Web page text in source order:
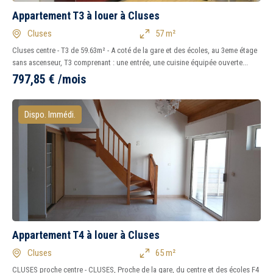
Appartement T3 à louer à Cluses
Cluses 57 m²
Cluses centre - T3 de 59.63m² - A coté de la gare et des écoles, au 3eme étage
sans ascenseur, T3 comprenant : une entrée, une cuisine équipée ouverte...
797,85 € /mois
Dispo. Immédi.
Appartement T4 à louer à Cluses
Cluses 65 m²
CLUSES proche centre - CLUSES, Proche de la gare, du centre et des écoles F4